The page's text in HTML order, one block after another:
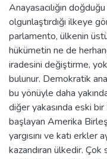
Anayasacılığın
olgunlaştırdığı ilkeye
parlamento, ülkenin
hükümetin ne de
iradesini değiştirme,
bulunur. Demokratik
bu yönüyle daha
diğer yakasında eski
başlayan Amerika
yargısını ve katı erkler
kazandıran ülkedir. Çok